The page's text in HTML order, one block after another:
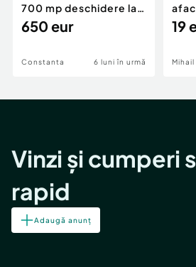
700 mp deschidere la
D24 si D25
650 eur
Constanta 6 luni în urmă
19
Vinzi și cumperi
rapid
Adaugă anunț